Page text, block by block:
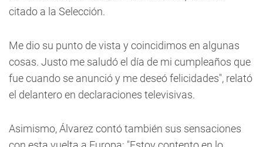
citado a la Selección.
Me dio su punto de vista y coincidimos en algunas
cosas. Justo me saludó el día de mi cumpleaños que
fue cuando se anunció y me deseó felicidades", relató
el delantero en declaraciones televisivas.
Asimismo, Álvarez contó también sus sensaciones